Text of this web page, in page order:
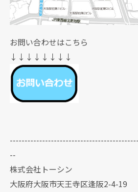
お問い合わせはこちら
↓↓↓↓↓↓↓↓
--
株式会社トーシン
大阪府大阪市天王寺区逢阪2-4-19